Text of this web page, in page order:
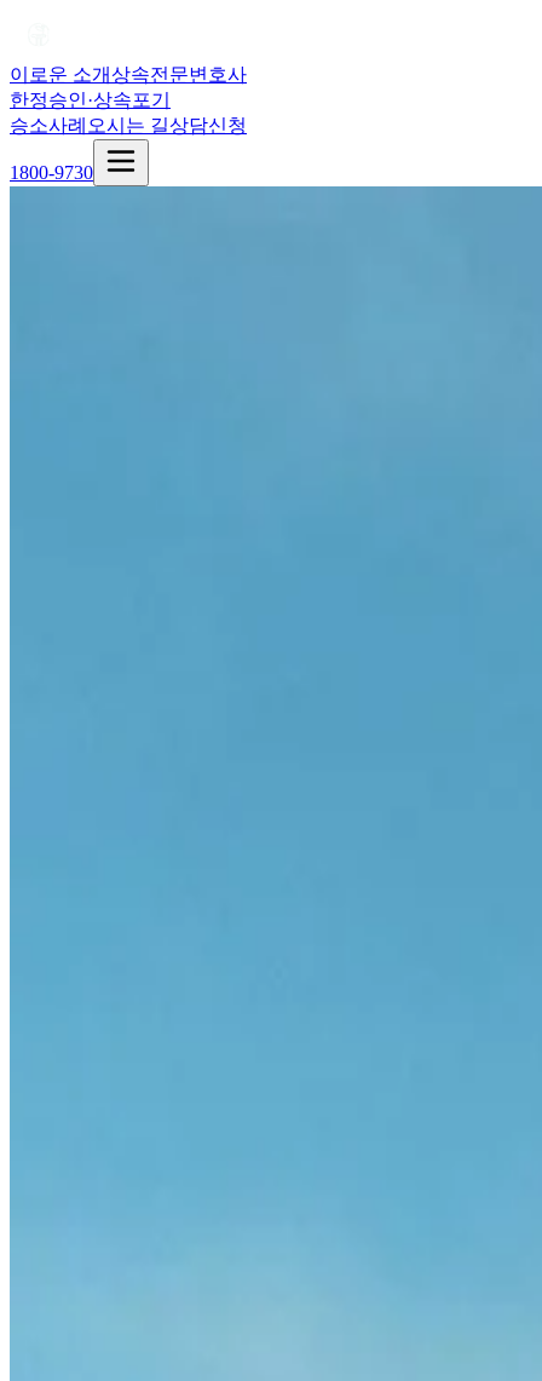
이로운 소개상속전문변호사
한정승인·상속포기
승소사례 오시는 길상담신청
1800-9730